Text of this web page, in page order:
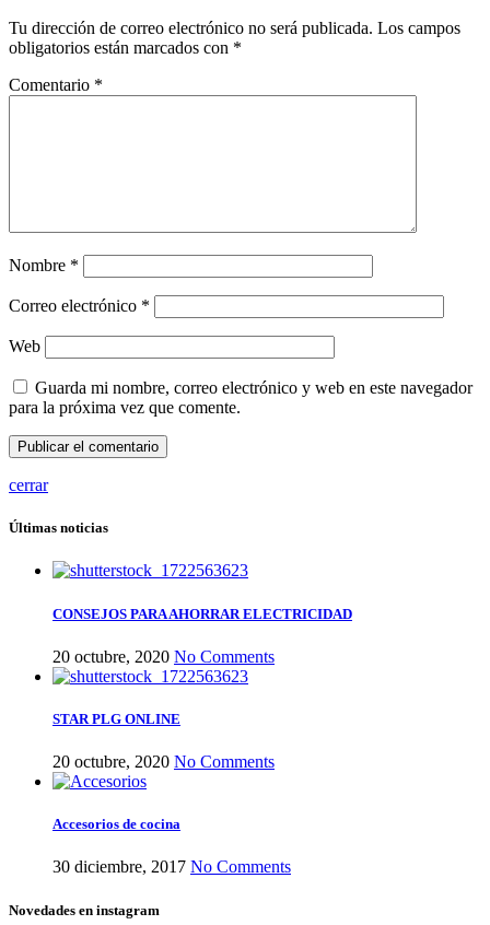
Tu dirección de correo electrónico no será publicada. Los campos
obligatorios están marcados con *
Comentario *
Nombre *
Correo electrónico *
Web
Guarda mi nombre, correo electrónico y web en este navegador
para la próxima vez que comente.
cerrar
Últimas noticias
CONSEJOS PARA AHORRAR ELECTRICIDAD
20 octubre, 2020 No Comments
STAR PLG ONLINE
20 octubre, 2020 No Comments
Accesorios de cocina
30 diciembre, 2017 No Comments
Novedades en instagram